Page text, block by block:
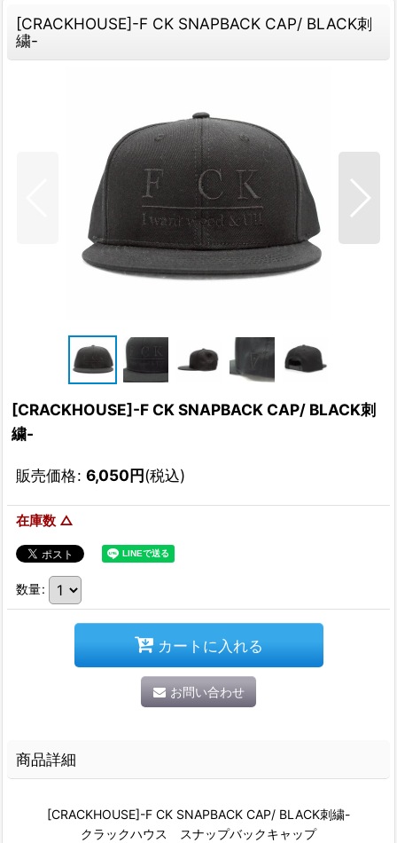
[CRACKHOUSE]-F CK SNAPBACK CAP/ BLACK刺
繍-
[CRACKHOUSE]-F CK SNAPBACK CAP/ BLACK刺
繍-
販売価格: 6,050円(税込)
在庫数 △
数量:
カートに入れる
お問い合わせ
商品詳細
[CRACKHOUSE]-F CK SNAPBACK CAP/ BLACK刺繍-
クラックハウス スナップバックキャップ